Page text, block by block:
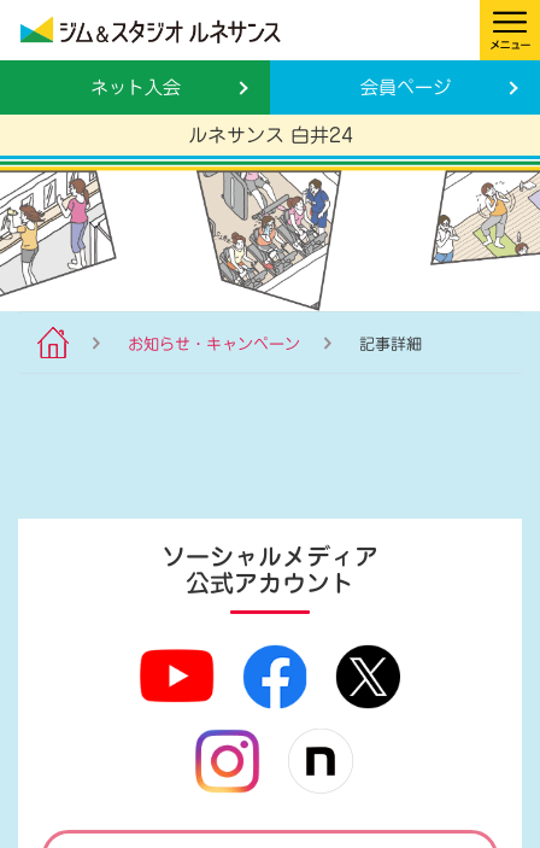
ネット入会 会員ページ
ルネサンス 白井24
お知らせ・キャンペーン 記事詳細
ソーシャルメディア
公式アカウント